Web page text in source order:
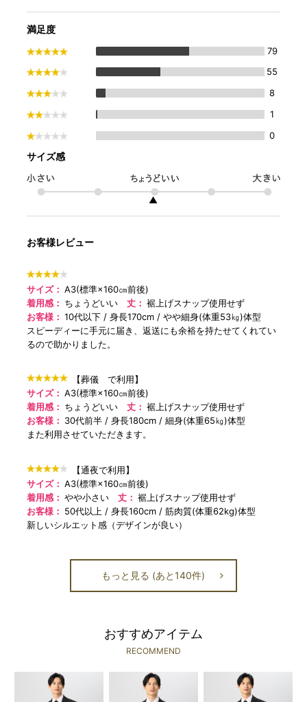
満足度
79
55
8
1
0
サイズ感
▲
お客様レビュー
サイズ：A3(標準×160㎝前後)
着用感： ちょうどいい 丈：裾上げスナップ使用せず
お客様：10代以下 身長170cm
やや細身(体重53㎏)体型
スピーディーに手元に届き、返送にも余裕を持たせてくれてい
るので助かりました。
【葬儀 で利用】
サイズ：A3(標準×160㎝前後)
着用感： ちょうどいい 丈：裾上げスナップ使用せず
お客様： 30代前半 身長180cm
細身(体重65㎏)体型
また利用させていただきます。
【通夜で利用】
サイズ：A3(標準×160㎝前後)
着用感：やや小さい 丈：裾上げスナップ使用せず
お客様： 50代以上 身長160cm
筋肉質(体重62kg)体型
新しいシルエット感（デザインが良い）
もっと見る (あと140件)
おすすめアイテム
RECOMMEND